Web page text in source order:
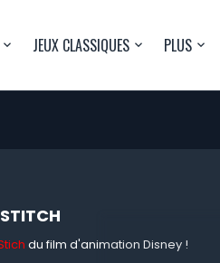
JEUX CLASSIQUES PLUS
du film d'animation Disney !